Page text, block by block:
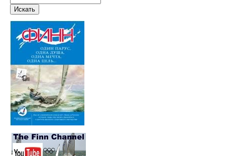
Искать